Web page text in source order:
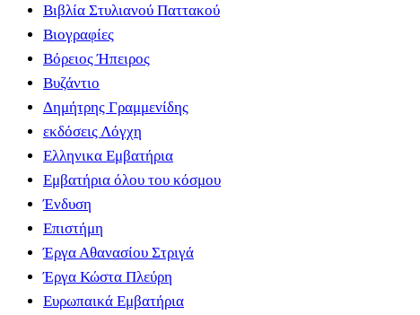
Βιβλία Στυλιανού Παττακού
Βιογραφίες
Βόρειος Ήπειρος
Βυζάντιο
Δημήτρης Γραμμενίδης
εκδόσεις Λόγχη
Ελληνικα Εμβατήρια
Εμβατήρια όλου του κόσμου
Ένδυση
Επιστήμη
Έργα Αθανασίου Στριγά
Έργα Κώστα Πλεύρη
Ευρωπαικά Εμβατήρια